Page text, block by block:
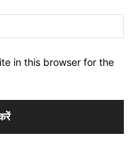
in this browser for the